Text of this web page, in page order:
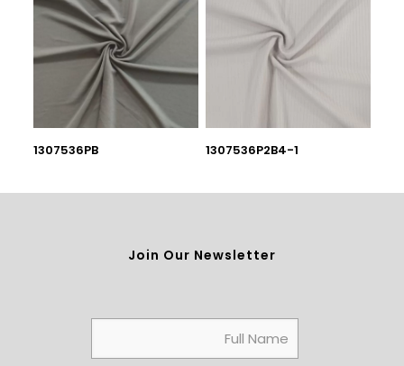
1307536P2B4-1
1307536PB
Join Our Newsletter